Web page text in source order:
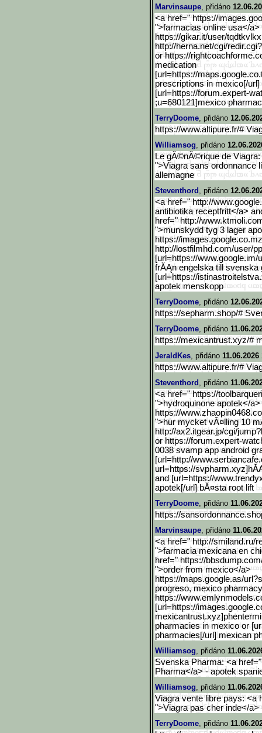
Marvinsaupe, přidáno
<a href=" https://
">farmacias online usa</
https://gikar.it/user/tqdtkvlk
http://herna.net/cgi/redi
or https://
medication
[url=https://maps.google.
prescriptions in mexico[/
[url=https://forum.expert-
;u=680121]mexico
TerryDoome, přidáno
https://www.altipure.fr/#
Williamsog, přidáno
Le gĂ©nĂ©rique de
">Viagra sans ordonnance
allemagne
Steventhord , přidáno
<a href=" http://
antibiotika receptfritt</a>
href=" http://
">munskydd tyg 3 lager
https://images.google.co.
http://lostfilmhd.com/user/
[url=https://www.google.im/
frĂĄn engelska till svenska
[url=https://istinastroitelstv
apotek menskopp
TerryDoome, přidáno
https://sepharm.shop/#
TerryDoome, přidáno
https://mexicantrust.xyz/#
JeraldKes, přidáno 11.06.2026
https://www.altipure.fr/#
Steventhord , přidáno
<a href=" https://
">hydroquinone apotek</
https://
">hur mycket vĂ¤lling 10
http://ax2.itgear.jp/cgi/
or https://forum.expert-
0038 svamp app android
[url=http://www.serbianca
url=https://svpharm.xy
and [url=https://
apotek[/url] bĂ¤sta root lift
TerryDoome, přidáno
https://
Marvinsaupe, přidáno
<a href=" http://smiland.ru/
">farmacia mexicana en
href=" https://
">order from mexico</a>
https://maps.google.as/ur
progreso, mexico
https://
[url=https://images.googl
pharmacies in mexico or
pharmacies[/url] mexican
Williamsog, přidáno
Svenska Pharma: <a
Pharma</a> - apotek
Williamsog, přidáno
Viagra vente libre pays: <a
">Viagra pas cher inde</
TerryDoome, přidáno